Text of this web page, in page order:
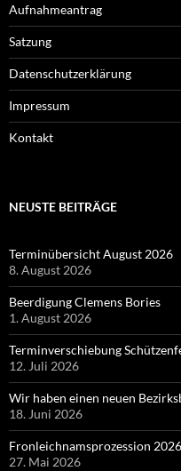
Aufnahmeantrag
Satzung
Datenschutzerklärung
Impressum
Kontakt
NEUSTE BEITRÄGE
Terminübersicht August 2026
8. August 2026
Beerdigung Clemens Bories
1. August 2026
Terminverschiebung
12. Juli 2026
Wir haben einen neuen
18. Juni 2026
Fronleichnamsprozession 2026
27. Mai 2026